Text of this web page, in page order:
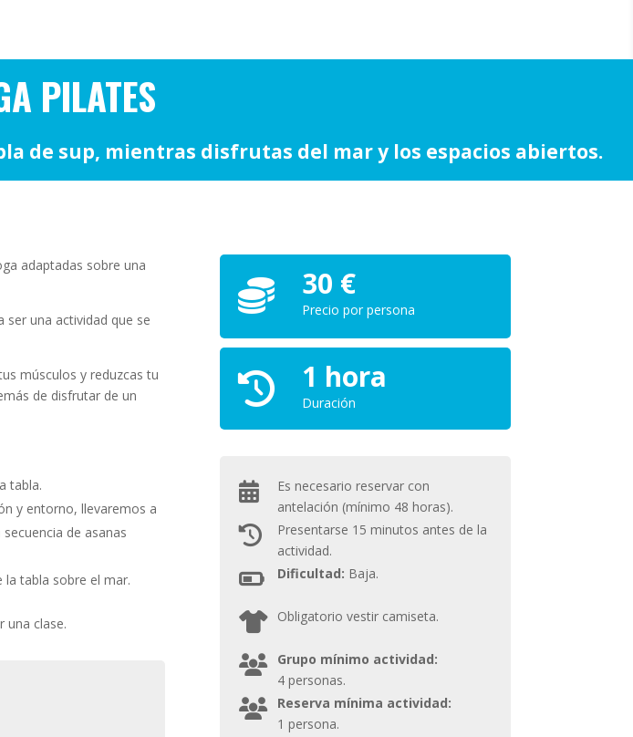
PILATES
de sup, mientras disfrutas del mar y los espacios abiertos.
adaptadas sobre una
ser una actividad que se
músculos y reduzcas tu
de disfrutar de un
tabla.
y entorno, llevaremos a
de asanas
la tabla sobre el mar.
una clase.
30 €
Precio por persona
1 hora
Duración
Es necesario reservar con
antelación (mínimo 48 horas).
Presentarse 15 minutos antes de la
actividad.
Dificultad: Baja.
Obligatorio vestir camiseta.
Grupo mínimo actividad:
4 personas.
Reserva mínima actividad:
1 persona.